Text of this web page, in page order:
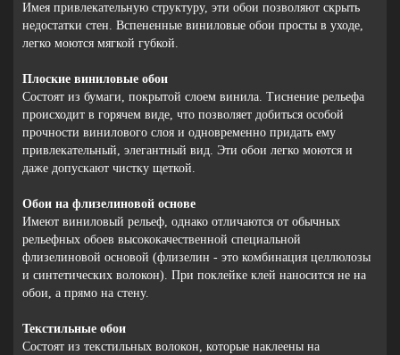
Имея привлекательную структуру, эти обои позволяют скрыть
недостатки стен. Вспененные виниловые обои просты в уходе,
легко моются мягкой губкой.
Плоские виниловые обои
Состоят из бумаги, покрытой слоем винила. Тиснение рельефа
происходит в горячем виде, что позволяет добиться особой
прочности винилового слоя и одновременно придать ему
привлекательный, элегантный вид. Эти обои легко моются и
даже допускают чистку щеткой.
Обои на флизелиновой основе
Имеют виниловый рельеф, однако отличаются от обычных
рельефных обоев высококачественной специальной
флизелиновой основой (флизелин - это комбинация целлюлозы
и синтетических волокон). При поклейке клей наносится не на
обои, а прямо на стену.
Текстильные обои
Состоят из текстильных волокон, которые наклеены на